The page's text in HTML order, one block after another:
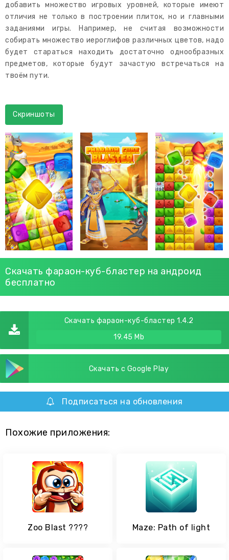
добавить множество игровых уровней, которые имеют
отличия не только в построении плиток, но и главными
заданиями игры. Например, не считая возможности
собирать множество иероглифов различных цветов, надо
будет стараться находить достаточно однообразных
предметов, которые будут зачастую встречаться на
твоём пути.
Скриншоты
Скачать фараон-куб-бластер на андроид
бесплатно
Скачать фараон-куб-бластер 1.4.2
19.45 Mb
Скачать с Google Play
Подписаться на обновления
Похожие приложения:
Zoo Blast ???? Maze: Path of light